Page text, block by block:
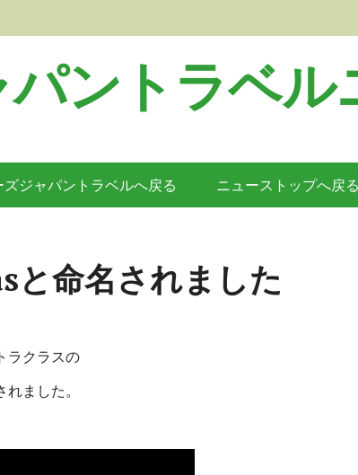
ントラベル
ズジャパントラベルへ戻る ニューストップへ戻る
命名されました
ラクラスの
ました。